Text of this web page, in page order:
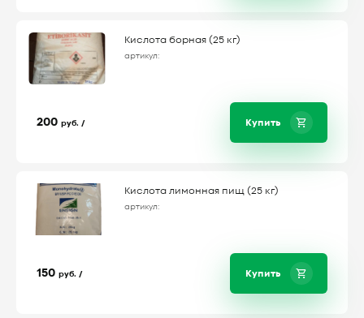
Кислота борная (25 кг)
артикул:
200 руб. / Купить
Кислота лимонная пищ (25 кг)
артикул:
150 руб. / Купить